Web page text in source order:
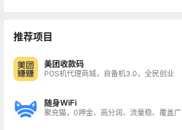
推荐项目
美团收款码
POS机代理商城，自备机3.0，全民创业
随身WiFi
聚充猫，0押金、高分润、流量稳、覆盖广